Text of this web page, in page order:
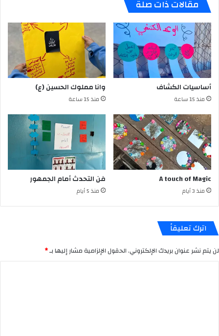
مقالات ذات صلة
أساسيات الكشاف
منذ 15 ساعة
وانا مملوك الحسين (ع)
منذ 15 ساعة
A touch of Magic
منذ 3 أيام
فن التحدث أمام الجمهور
منذ 5 أيام
اترك تعليقاً
لن يتم نشر عنوان بريدك الإلكتروني.الحقول الإلزامية مشار إليها بـ*